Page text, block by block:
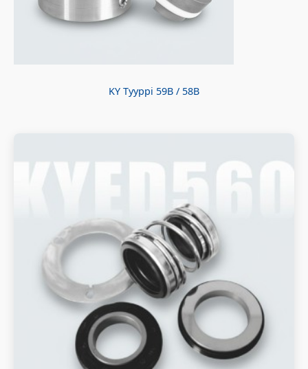
KY Tyyppi 59B / 58B